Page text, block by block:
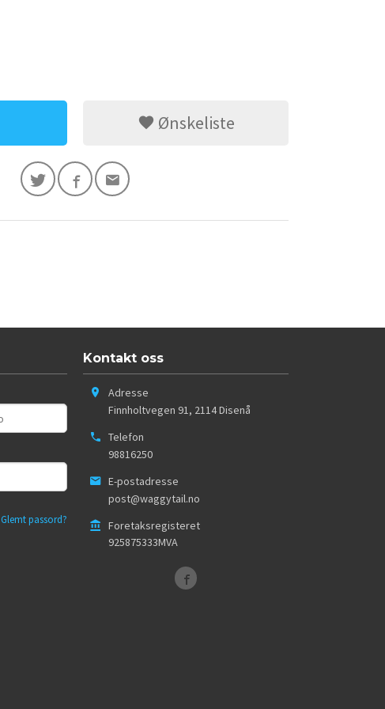
Ønskeliste
Glemt passord?
Kontakt oss
Adresse
Finnholtvegen 91, 2114Disenå
Telefon
98816250
E-postadresse
post@waggytail.no
Foretaksregisteret
925875333MVA